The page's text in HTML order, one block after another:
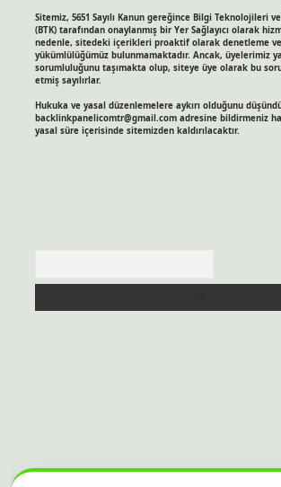
Sitemiz, 5651 Sayılı Kanun gereğince Bilgi Teknolojileri
(BTK) tarafından onaylanmış bir Yer Sağlayıcı olarak
nedenle, sitedeki içerikleri proaktif olarak denetleme
yükümlülüğümüz bulunmamaktadır. Ancak, üyelerimiz
sorumluluğunu taşımakta olup, siteye üye olarak bu
etmiş sayılırlar.
Hukuka ve yasal düzenlemelere aykırı olduğunu
backlinkpanelicomtr@gmail.comadresine bildirmeniz
yasal süre içerisinde sitemizden kaldırılacaktır.